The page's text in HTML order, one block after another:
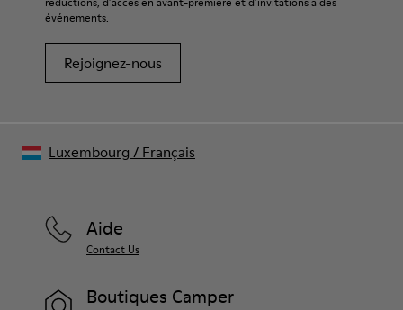
événements.
Rejoignez-nous
Aide
Contact Us
Boutiques Camper
Luxembourg / Français